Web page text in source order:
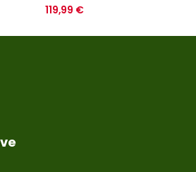
119,99 €